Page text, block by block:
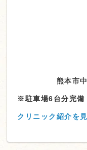
熊本市
※駐車場6台分完備
クリニック紹介を